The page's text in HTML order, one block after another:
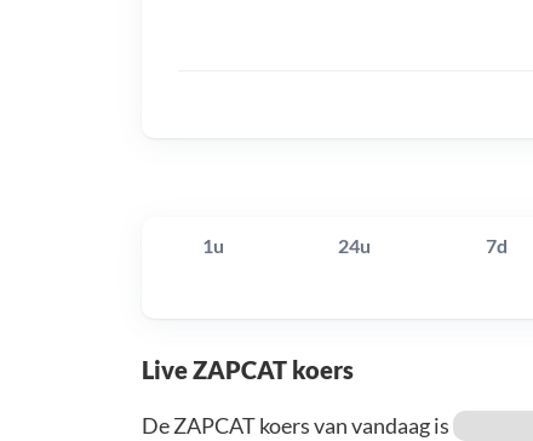
1u 24u 7d
Live ZAPCAT koers
De ZAPCAT koers van vandaag is